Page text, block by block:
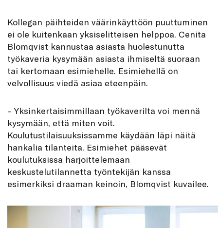
Kollegan päihteiden väärinkäyttöön puuttuminen
ei ole kuitenkaan yksiselitteisen helppoa. Cenita
Blomqvist kannustaa asiasta huolestunutta
työkaveria kysymään asiasta ihmiseltä suoraan
tai kertomaan esimiehelle. Esimiehellä on
velvollisuus viedä asiaa eteenpäin.
– Yksinkertaisimmillaan työkaverilta voi mennä
kysymään, että miten voit.
Koulutustilaisuuksissamme käydään läpi näitä
hankalia tilanteita. Esimiehet pääsevät
koulutuksissa harjoittelemaan
keskustelutilannetta työntekijän kanssa
esimerkiksi draaman keinoin, Blomqvist kuvailee.